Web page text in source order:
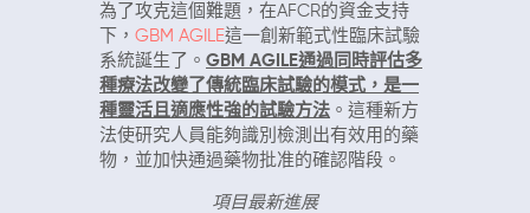
為了攻克這個難題，在AFCR的資金支持
下， GBM AGILE這一創新範式性臨床試驗
系統誕生了。 GBM AGILE通過同時評估多
種療法改變了傳統臨床試驗的模式，是一
種靈活且適應性強的試驗方法 。這種新方
法使研究人員能夠識別檢測出有效用的藥
物，並加快通過藥物批准的確認階段。
項目最新進展